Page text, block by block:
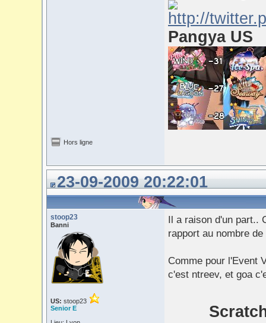
Pangya US
Hors ligne
23-09-2009 20:22:01
stoop23
Banni
US: stoop23
Senior E
Il a raison d'un part..
rapport au nombre
Comme pour l'Event
c'est ntreev, et goa